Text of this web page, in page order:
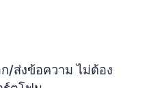
/ส่งข้อความ ไม่ต้อง